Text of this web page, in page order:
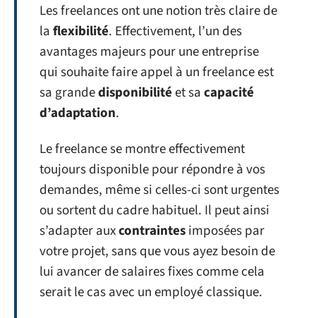
Les freelances ont une notion très claire de
laflexibilité. Effectivement, l’un des
avantages majeurs pour une entreprise
qui souhaite faire appel à un freelance est
sa grandedisponibilitéet sacapacité
d’adaptation.
Le freelance se montre effectivement
toujours disponible pour répondre à vos
demandes, même si celles-ci sont urgentes
ou sortent du cadre habituel. Il peut ainsi
s’adapter auxcontraintesimposées par
votre projet, sans que vous ayez besoin de
lui avancer de salaires fixes comme cela
serait le cas avec un employé classique.